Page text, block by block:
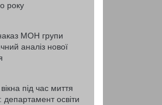
року
МОН групи
аналіз нової
під час миття
департамент освіти